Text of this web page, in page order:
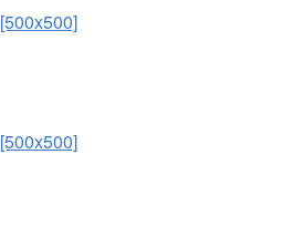
[500x500]
[500x500]